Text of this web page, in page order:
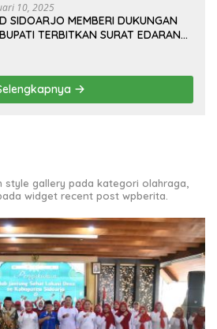
10, 2025
SIDOARJO MEMBERI DUKUNGAN
TERBITKAN SURAT EDARAN
KOTA
style gallery pada kategori olahraga,
widget recent post wpberita.